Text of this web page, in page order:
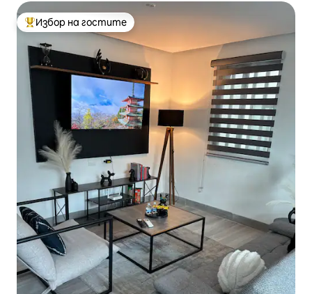
Най-популярен избор на гостите
Избор на гостите